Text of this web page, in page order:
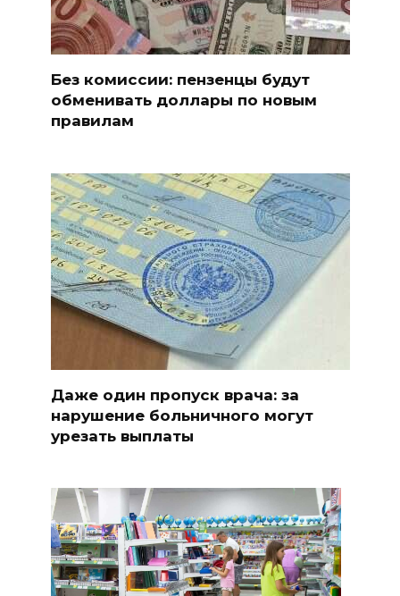
Без комиссии: пензенцы будут
обменивать доллары по новым
правилам
Даже один пропуск врача: за
нарушение больничного могут
урезать выплаты